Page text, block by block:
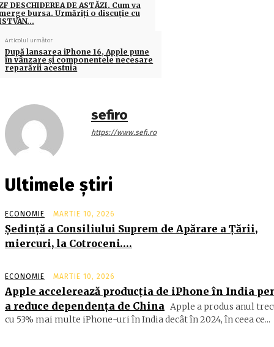
DESCHIDEREA DE ASTĂZI. Cum va
bursa. Urmăriţi o discuţie cu
Articolul următor
După lansarea iPhone 16, Apple pune
în vânzare şi componentele necesare
reparării acestuia
sefiro
https://www.sefi.ro
Ultimele știri
ECONOMIE MARTIE 10, 2026
Şedinţă a Consiliului Suprem de Apărare a Ţării,
miercuri, la Cotroceni….
ECONOMIE MARTIE 10, 2026
Apple accelerează producția de iPhone în India
a reduce dependența de China Apple a produs anul
cu 53% mai multe iPhone-uri în India decât în 2024, în ceea ce...